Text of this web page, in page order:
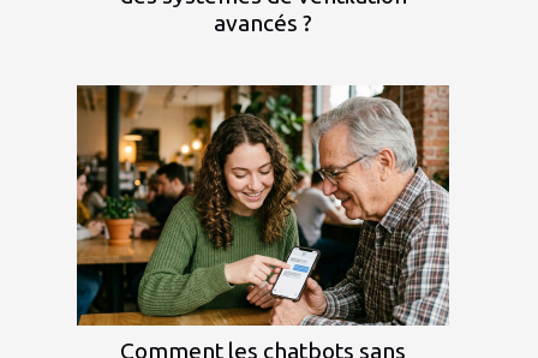
avancés ?
Comment les chatbots sans